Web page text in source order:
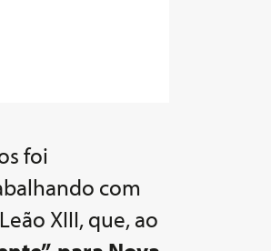
foi
com
XIII, que, ao